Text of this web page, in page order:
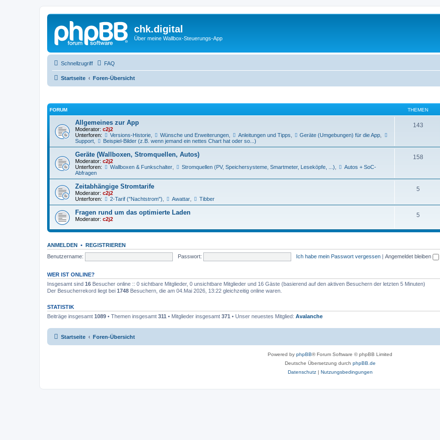
chk.digital
Über meine Wallbox-Steuerungs-App
Schnellzugriff FAQ
Startseite Foren-Übersicht
FORUM THEMEN
Allgemeines zur App
Moderator: c2j2
Unterforen:
Versions-Historie, Wünsche und Erweiterungen, Anleitungen und Tipps Geräte (Umgebungen) für die App
Support
Beispiel-Bilder (z.B. wenn jemand ein nettes Chart hat oder so...)
143
Geräte (Wallboxen, Stromquellen, Autos)
Moderator: c2j2
Unterforen:
Wallboxen & Funkschalter, Stromquellen (PV, Speichersysteme, Smartmeter, Leseköpfe, ...)
Autos + SoC-
Abfragen
158
Zeitabhängige Stromtarife
Moderator: c2j2
Unterforen:
2-Tarif ("Nachtstrom") Awattar, Tibber
5
Fragen rund um das optimierte Laden
Moderator: c2j2
5
ANMELDEN • REGISTRIEREN
Benutzername:
Passwort: Ich habe mein Passwort vergessen | Angemeldet bleiben
WER IST ONLINE?
Insgesamt sind 16 Besucher online :: 0 sichtbare Mitglieder, 0 unsichtbare Mitglieder und 16 Gäste (basierend auf den aktiven Besuchern der letzten 5 Minuten)
Der Besucherrekord liegt bei 1748 Besuchern, die am 04.Mai 2026, 13:22 gleichzeitig online waren.
STATISTIK
Beiträge insgesamt 1089 • Themen insgesamt 311 • Mitglieder insgesamt 371 • Unser neuestes Mitglied: Avalanche
Startseite Foren-Übersicht
Powered by phpBB® Forum Software © phpBB Limited
Deutsche Übersetzung durch phpBB.de
Datenschutz| Nutzungsbedingungen